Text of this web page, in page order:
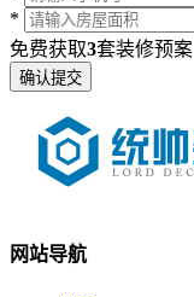
*
免费获取3套装修预案
网站导航